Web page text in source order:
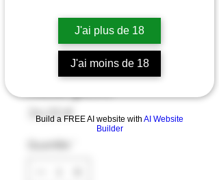
J'ai plus de 18
J'ai moins de 18
Build a FREE AI website with AI Website
Builder
Mon père
36,00 €Prix